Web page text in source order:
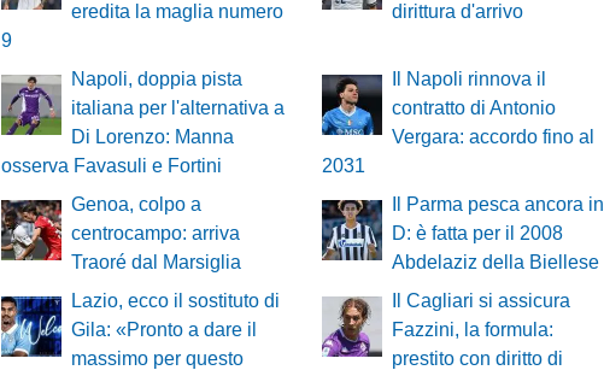
eredita la maglia numero
9
dirittura d'arrivo
Napoli, doppia pista
italiana per l'alternativa a
Di Lorenzo: Manna
osserva Favasuli e Fortini
Il Napoli rinnova il
contratto di Antonio
Vergara: accordo fino al
2031
Genoa, colpo a
centrocampo: arriva
Traoré dal Marsiglia
Il Parma pesca ancora in
D: è fatta per il 2008
Abdelaziz della Biellese
Lazio, ecco il sostituto di
Gila: «Pronto a dare il
massimo per questo
Il Cagliari si assicura
Fazzini, la formula:
prestito con diritto di